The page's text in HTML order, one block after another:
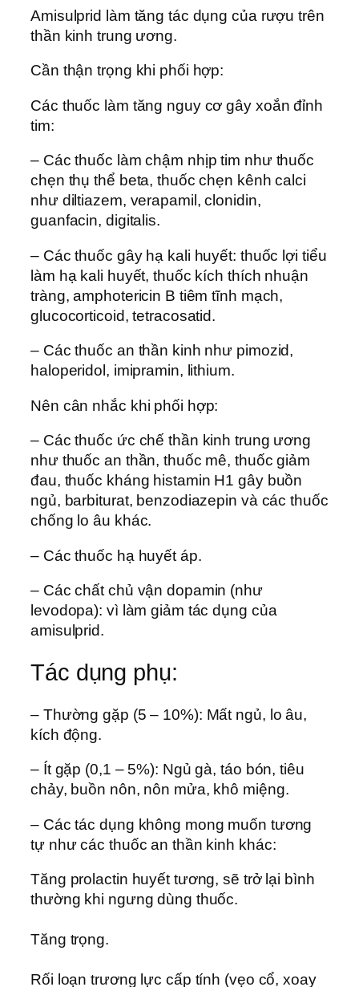
Amisulprid làm tăng tác dụng của rượu trên
thần kinh trung ương.
Cần thận trọng khi phối hợp:
Các thuốc làm tăng nguy cơ gây xoắn đỉnh
tim:
– Các thuốc làm chậm nhịp tim như thuốc
chẹn thụ thể beta, thuốc chẹn kênh calci
như diltiazem, verapamil, clonidin,
guanfacin, digitalis.
– Các thuốc gây hạ kali huyết: thuốc lợi tiểu
làm hạ kali huyết, thuốc kích thích nhuận
tràng, amphotericin B tiêm tĩnh mạch,
glucocorticoid, tetracosatid.
– Các thuốc an thần kinh như pimozid,
haloperidol, imipramin, lithium.
Nên cân nhắc khi phối hợp:
– Các thuốc ức chế thần kinh trung ương
như thuốc an thần, thuốc mê, thuốc giảm
đau, thuốc kháng histamin H1 gây buồn
ngủ, barbiturat, benzodiazepin và các thuốc
chống lo âu khác.
– Các thuốc hạ huyết áp.
– Các chất chủ vận dopamin (như
levodopa): vì làm giảm tác dụng của
amisulprid.
Tác dụng phụ:
– Thường gặp (5 – 10%): Mất ngủ, lo âu,
kích động.
– Ít gặp (0,1 – 5%): Ngủ gà, táo bón, tiêu
chảy, buồn nôn, nôn mửa, khô miệng.
– Các tác dụng không mong muốn tương
tự như các thuốc an thần kinh khác:
Tăng prolactin huyết tương, sẽ trở lại bình
thường khi ngưng dùng thuốc.
Tăng trọng.
Rối loạn trương lực cấp tính (vẹo cổ, xoay